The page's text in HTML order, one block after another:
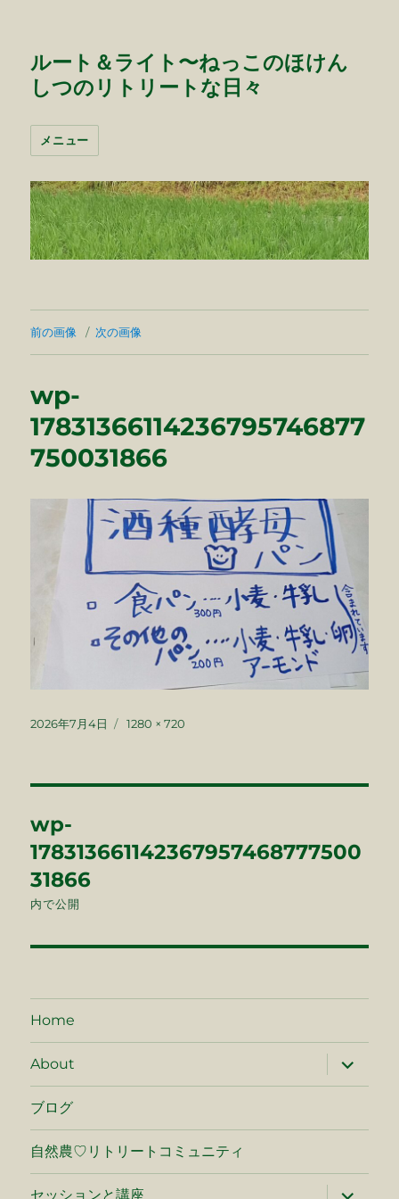
ルート＆ライト〜ねっこのほけん
しつのリトリートな日々
メニュー
前の画像 次の画像
wp-
17831366114236795746877
750031866
投
2026年7月4日
フ
1280 × 720
稿
ナ
ビ
ゲ
シ
ョ
ン
wp-
178313661142367957468777500
31866
内で公開
Home
About
サ
ブ
メ
ー
開
ブログ
自然農♡リトリートコミュニティ
セッションと講座
サ